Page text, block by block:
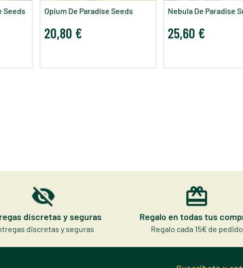
Seeds Opium De Paradise Seeds
20,80 €
Nebula De Paradise
25,60 €
discretas y seguras
discretas y seguras
Regalo en todas tus
Regalo cada 15€ de pedido